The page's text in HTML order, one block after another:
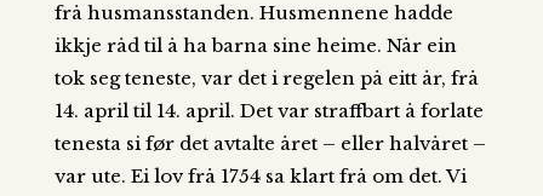
frå husmansstanden. Husmennene hadde
ikkje råd til å ha barna sine heime. Når ein
tok seg teneste, var det i regelen på eitt år, frå
14. april til 14. april. Det var straffbart å forlate
tenesta si før det avtalte året – eller halvåret –
var ute. Ei lov frå 1754 sa klart frå om det. Vi